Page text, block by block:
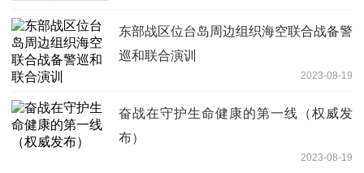
东部战区位台岛周边组织海空联合战备警
巡和联合演训
2023-08-19
奋战在守护生命健康的第一线（权威发
布）
2023-08-19